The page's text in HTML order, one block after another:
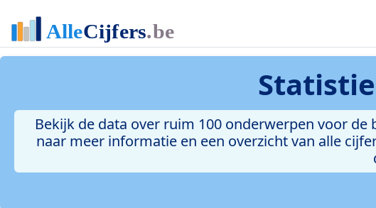
Bekijk de data over ruim 100 onderwerpen voor
naar meer informatie en een overzicht van alle